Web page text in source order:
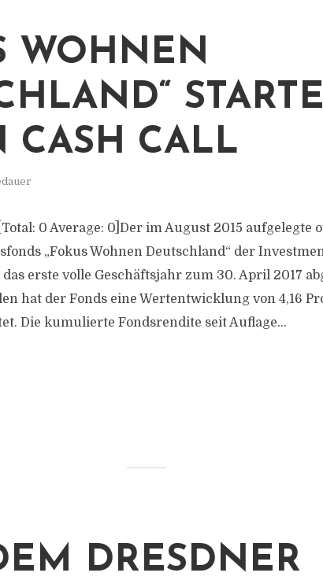
WOHNEN
CASH CALL
0 Average: 0]Der im August 2015 aufgelegte
„Fokus Wohnen Deutschland“ der
erste volle Geschäftsjahr zum 30. April 2017
hat der Fonds eine Wertentwicklung von 4,16
Die kumulierte Fondsrendite seit Auflage...
DRESDNER